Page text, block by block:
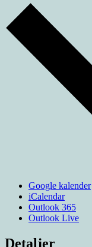
Google kalender
iCalendar
Outlook 365
Outlook Live
Detaljer